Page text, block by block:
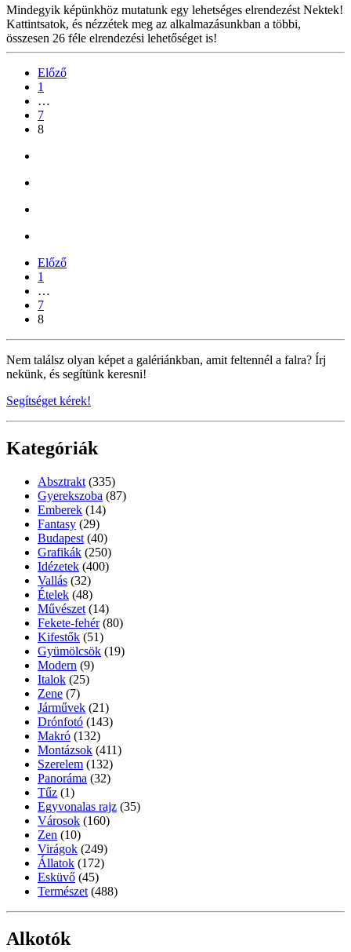
Mindegyik képünkhöz mutatunk egy lehetséges elrendezést Nektek!
Kattintsatok, és nézzétek meg az alkalmazásunkban a többi,
összesen 26 féle elrendezési lehetőséget is!
Előző
1
…
7
8
Előző
1
…
7
8
Nem találsz olyan képet a galériánkban, amit feltennél a falra? Írj
nekünk, és segítünk keresni!
Segítséget kérek!
Kategóriák
Absztrakt (335)
Gyerekszoba (87)
Emberek (14)
Fantasy (29)
Budapest (40)
Grafikák (250)
Idézetek (400)
Vallás (32)
Ételek (48)
Művészet (14)
Fekete-fehér (80)
Kifestők (51)
Gyümölcsök (19)
Modern (9)
Italok (25)
Zene (7)
Járművek (21)
Drónfotó (143)
Makró (132)
Montázsok (411)
Szerelem (132)
Panoráma (32)
Tűz (1)
Egyvonalas rajz (35)
Városok (160)
Zen (10)
Virágok (249)
Állatok (172)
Esküvő (45)
Természet (488)
Alkotók